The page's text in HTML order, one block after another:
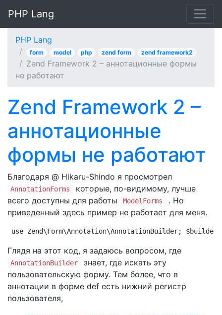
PHP Lang
PHP Lang
form model php zend form zend framework2
Zend Framework 2 – аннотационные формы
не работают
Zend Framework 2 –
аннотационные
формы не работают
Благодаря @ Hikaru-Shindo я просмотрел
AnnotationForms
которые, по-видимому, лучше
всего доступны для работы
ModelForms
. Но
приведенный здесь пример не работает для меня.
use Zend\Form\Annotation\AnnotationBuilder;
Глядя на этот код, я задаюсь вопросом, где
AnnotationBuilder
знает, где искать эту
пользовательскую форму. Тем более, что в
аннотации в форме def есть нижний регистр
пользователя,